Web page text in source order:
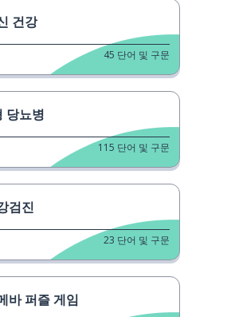
건강
45 단어 및 구문
당뇨병
115 단어 및 구문
검진
23 단어 및 구문
바 퍼즐 게임